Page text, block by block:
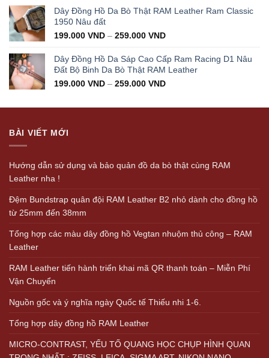
Dây Đồng Hồ Da Bò Thật RAM Leather Ram Classic
1950 Nâu đất
199.000 VND – 259.000 VND
Dây Đồng Hồ Da Sáp Cao Cấp Ram Racing D1 Nâu
Đất Bộ Binh Da Bò Thật RAM Leather
199.000 VND – 259.000 VND
BÀI VIẾT MỚI
Hướng dẫn sử dụng và bảo quản đồ da bò thật cùng RAM
Leather nha !
Đệm Bundstrap quân đội RAM Leather B2 nhỏ dành cho đồng hồ
từ 25mm đến 38mm
Tổng hợp các màu dây đồng hồ Vegtan nhuộm thủ công – RAM
Leather
RAM Leather tiến hành triển khai mã QR thanh toán – Miễn Phí
Vận Chuyển
Nguồn gốc và ý nghĩa ngày Quốc tế Thiếu nhi 1-6.
Tổng hợp dây đồng hồ RAM Leather
MICRO-CONTRAST, YẾU TỐ QUANG HỌC CHỤP HÌNH QUAN